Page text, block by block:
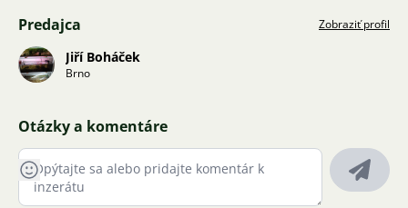
Predajca Zobraziť profil
Jiří Boháček
Brno
Otázky a komentáre